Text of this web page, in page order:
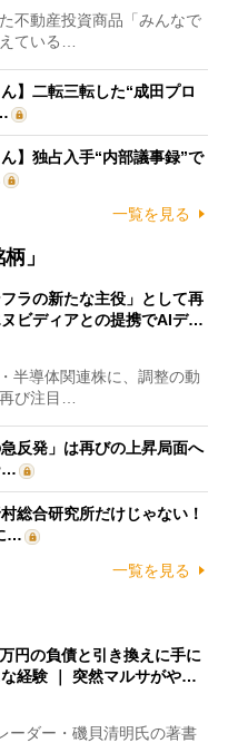
不動産投資商品「みんなで
ている…
】二転三転した“成田プロ
】独占入手“内部議事録”で
一覧を見る
」
ラの新たな主役」として再
ビディアとの提携でAIデ…
半導体関連株に、調整の動
び注目…
反発」は再びの上昇局面へ
…
総合研究所だけじゃない！
…
一覧を見る
円の負債と引き換えに手に
経験 ｜ 突然マルサがや…
ダー・磯貝清明氏の著書